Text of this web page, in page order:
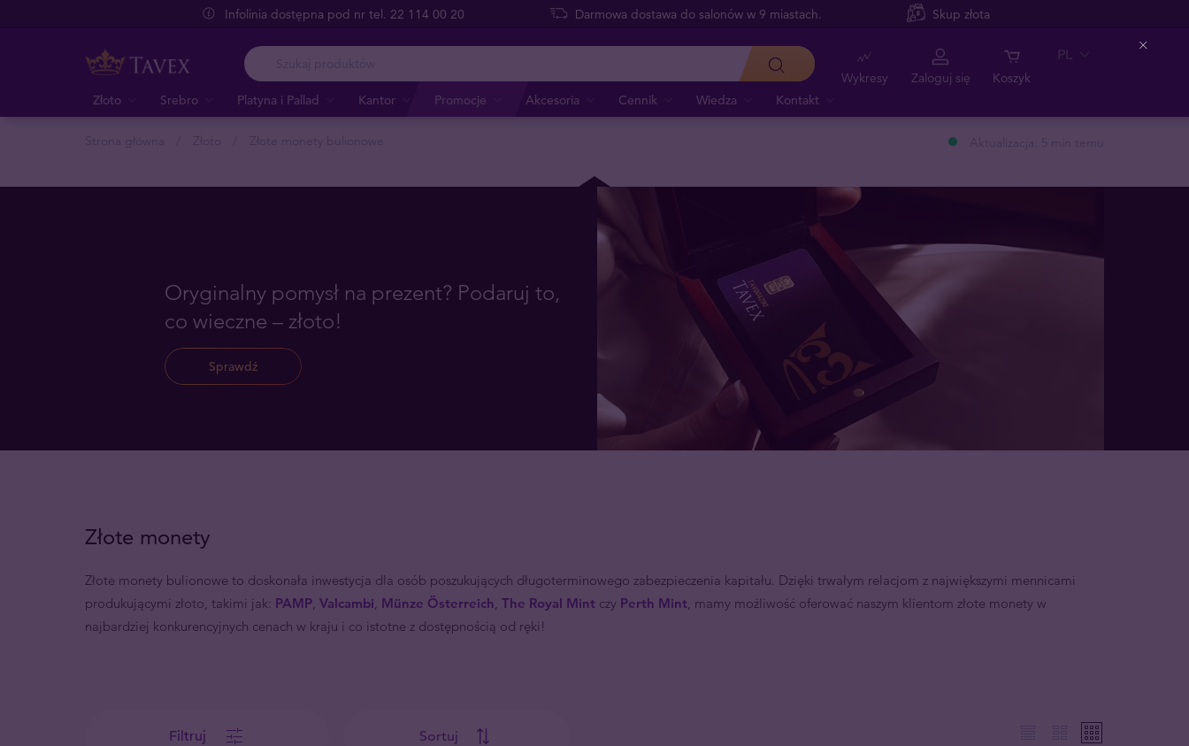
Infolinia dostępna pod nr tel. 22 114 00 20 Darmowa dostawa do salonów w 9 miastach. Skup złota
Złoto Srebro Platyna i Pallad Kantor Promocje Akcesoria Cennik Wiedza Kontakt
Wykresy Zaloguj się Koszyk
PL
Oryginalny pomysł na prezent? Podaruj to,
co wieczne – złoto!
Sprawdź
Złote monety
Złote monety bulionowe to doskonała inwestycja dla osób poszukujących długoterminowego zabezpieczenia kapitału. Dzięki trwałym relacjom z największymi mennicami
produkującymi złoto, takimi jak: PAMP, Valcambi, Münze Österreich, The Royal Mint czy Perth Mint, mamy możliwość oferować naszym klientom złote monety w
najbardziej konkurencyjnych cenach w kraju i co istotne z dostępnością od ręki!
Filtruj Sortuj
Close